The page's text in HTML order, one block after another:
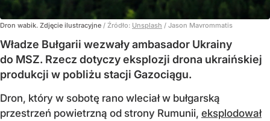
Dron wabik. Zdjęcie ilustracyjne / Źródło: Unsplash / Jason Mavrommatis
Władze Bułgarii wezwały ambasador Ukrainy
do MSZ. Rzecz dotyczy eksplozji drona ukraińskiej
produkcji w pobliżu stacji Gazociągu.
Dron, który w sobotę rano wleciał w bułgarską
przestrzeń powietrzną od strony Rumunii, eksplodował